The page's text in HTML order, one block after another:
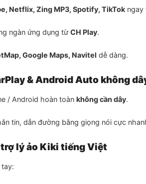
Netflix, Zing MP3, Spotify, TikTokngay
ngàn ứng dụng từ CH Play.
Google Maps, Navitel dễ dàng.
& Android Auto không
/ Android hoàn toàn không cần dây.
tin, dẫn đường bằng giọng nói cực
lý ảo Kiki tiếng Việt
tay: